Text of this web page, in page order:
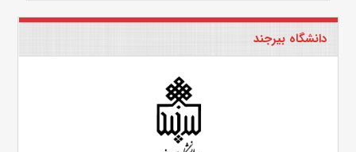
دانشگاه بیرجند